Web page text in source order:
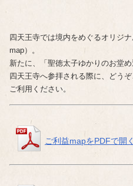
四天王寺では境内をめぐるオリジ
map）。
新たに、「聖徳太子ゆかりのお堂
四天王寺へ参拝される際に、どう
ご利用ください。
ご利益mapをPDFで開く